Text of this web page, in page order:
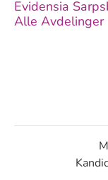
Evidensia
Alle Avdelinger